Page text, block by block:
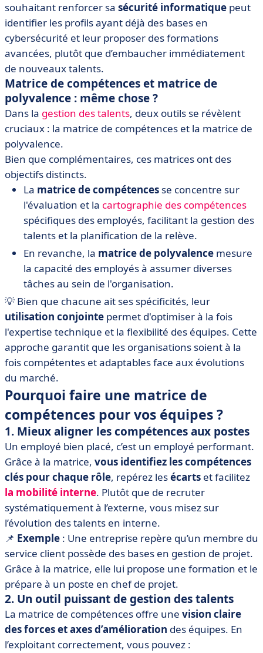
souhaitant renforcer sa sécurité informatique peut
identifier les profils ayant déjà des bases en
cybersécurité et leur proposer des formations
avancées, plutôt que d’embaucher immédiatement
de nouveaux talents.
Matrice de compétences et matrice de
polyvalence : même chose ?
Dans la gestion des talents, deux outils se révèlent
cruciaux : la matrice de compétences et la matrice de
polyvalence.
Bien que complémentaires, ces matrices ont des
objectifs distincts.
La matrice de compétences se concentre sur
l'évaluation et la cartographie des compétences
spécifiques des employés, facilitant la gestion des
talents et la planification de la relève.
En revanche, la matrice de polyvalence mesure
la capacité des employés à assumer diverses
tâches au sein de l'organisation.
💡 Bien que chacune ait ses spécificités, leur
utilisation conjointe permet d'optimiser à la fois
l'expertise technique et la flexibilité des équipes. Cette
approche garantit que les organisations soient à la
fois compétentes et adaptables face aux évolutions
du marché.
Pourquoi faire une matrice de
compétences pour vos équipes ?
1. Mieux aligner les compétences aux postes
Un employé bien placé, c’est un employé performant.
Grâce à la matrice, vous identifiez les compétences
clés pour chaque rôle, repérez lesécarts et facilitez
la mobilité interne. Plutôt que de recruter
systématiquement à l’externe, vous misez sur
l’évolution des talents en interne.
📌 Exemple : Une entreprise repère qu’un membre du
service client possède des bases en gestion de projet.
Grâce à la matrice, elle lui propose une formation et le
prépare à un poste en chef de projet.
2. Un outil puissant de gestion des talents
La matrice de compétences offre une vision claire
des forces et axes d’amélioration des équipes. En
l’exploitant correctement, vous pouvez :